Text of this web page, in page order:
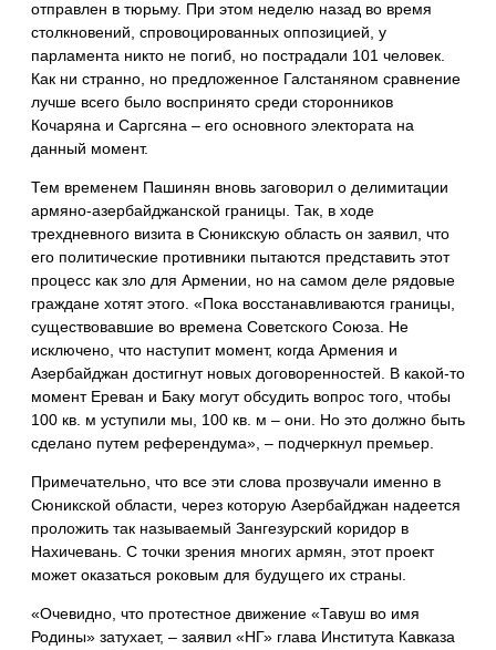
отправлен в тюрьму. При этом неделю назад во время
столкновений, спровоцированных оппозицией, у
парламента никто не погиб, но пострадали 101 человек.
Как ни странно, но предложенное Галстаняном сравнение
лучше всего было воспринято среди сторонников
Кочаряна и Саргсяна – его основного электората на
данный момент.
Тем временем Пашинян вновь заговорил о делимитации
армяно-азербайджанской границы. Так, в ходе
трехдневного визита в Сюникскую область он заявил, что
его политические противники пытаются представить этот
процесс как зло для Армении, но на самом деле рядовые
граждане хотят этого. «Пока восстанавливаются границы,
существовавшие во времена Советского Союза. Не
исключено, что наступит момент, когда Армения и
Азербайджан достигнут новых договоренностей. В какой-то
момент Ереван и Баку могут обсудить вопрос того, чтобы
100 кв. м уступили мы, 100 кв. м – они. Но это должно быть
сделано путем референдума», – подчеркнул премьер.
Примечательно, что все эти слова прозвучали именно в
Сюникской области, через которую Азербайджан надеется
проложить так называемый Зангезурский коридор в
Нахичевань. С точки зрения многих армян, этот проект
может оказаться роковым для будущего их страны.
«Очевидно, что протестное движение «Тавуш во имя
Родины» затухает, – заявил «НГ» глава Института Кавказа